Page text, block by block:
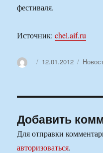
фестиваля.
Источник:chel.aif.ru
АвторОпубликовано
12.01.2012
Добавить
Для отправки
авторизоваться.